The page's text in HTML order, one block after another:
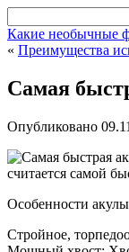
Какие необычные
« Преимущества
Самая
Опубликовано
считается самой
Особенности
Стройное,